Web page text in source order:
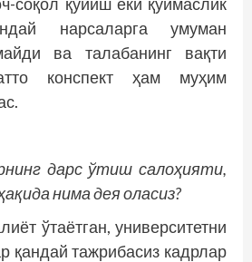
нарсаларга умуман
ва талабанинг вақти
конспект ҳам муҳим
дарс ўтиш салоҳияти,
нима дея оласиз?
ўтаётган, университетни
қандай тажрибасиз кадрлар